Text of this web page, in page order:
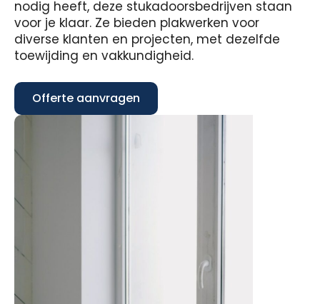
nodig heeft, deze stukadoorsbedrijven staan
voor je klaar. Ze bieden plakwerken voor
diverse klanten en projecten, met dezelfde
toewijding en vakkundigheid.
Offerte aanvragen